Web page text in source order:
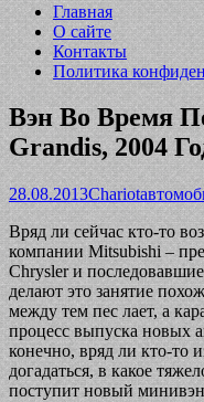
Главная
О сайте
Контакты
Политика
Вэн Во Время
Grandis, 2004
28.08.2013Chariot
Вряд ли сейчас кто-то
компании Mitsubishi –
Chrysler и
делают это занятие
между тем пес лает, а
процесс выпуска новых
конечно, вряд ли кто-то
догадаться, в какое
поступит новый